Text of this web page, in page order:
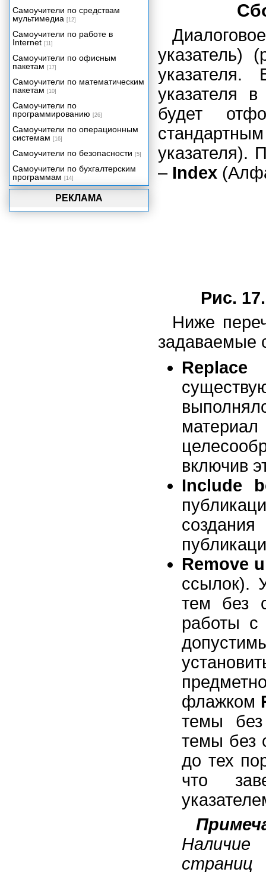
указатель)
указателя
будет
указателя).
– Index
Рис.
Ниже
задаваемые
включив
Include
Remove
ссылок).
тем без
работы с
флажком
темы без
темы без
до тех
что
Наличие
РЕКЛАМА
Комбинации клавиш для работы
в предметном указателе
Специальные элементы
многостраничных публикаций
Перекрестные ссылки в
основном тексте
Примечания и сноски
Определение цветов
Использование цвета
Управление цветом и треппинг
Корректура
Вывод оригинал-макета
Сотрудничество с типографией
Приложение
Комбинации клавиш в PageMaker
Самоучители по средствам
мультимедиа [12]
Самоучители по работе в
Internet [11]
Самоучители по офисным
пакетам [17]
Самоучители по математическим
пакетам [10]
Самоучители по
программированию [26]
Самоучители по операционным
системам [16]
Самоучители по безопасности [5]
Самоучители по бухгалтерским
программам [14]